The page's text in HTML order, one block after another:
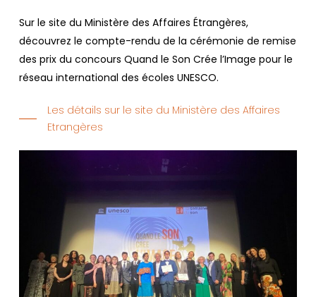
Sur le site du Ministère des Affaires Étrangères,
découvrez le compte-rendu de la cérémonie de remise
des prix du concours Quand le Son Crée l’Image pour le
réseau international des écoles UNESCO.
Les détails sur le site du Ministère des Affaires
Etrangères